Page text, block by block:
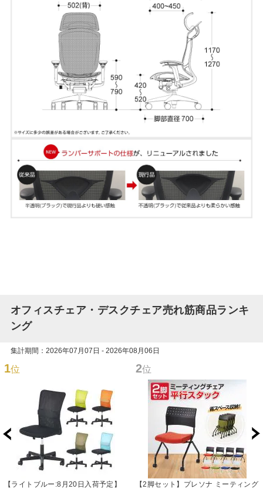
オフィスチェア・デスクチェア売れ筋商品ランキ
ング
集計期間：2026年07月07日 - 2026年08月06日
1位
【ライトブルー:8月20日入荷予定】
2位
【2脚セット】プレソナ ミーティング